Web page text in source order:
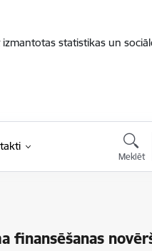
statistikas un
Meklēt
finansēšanas